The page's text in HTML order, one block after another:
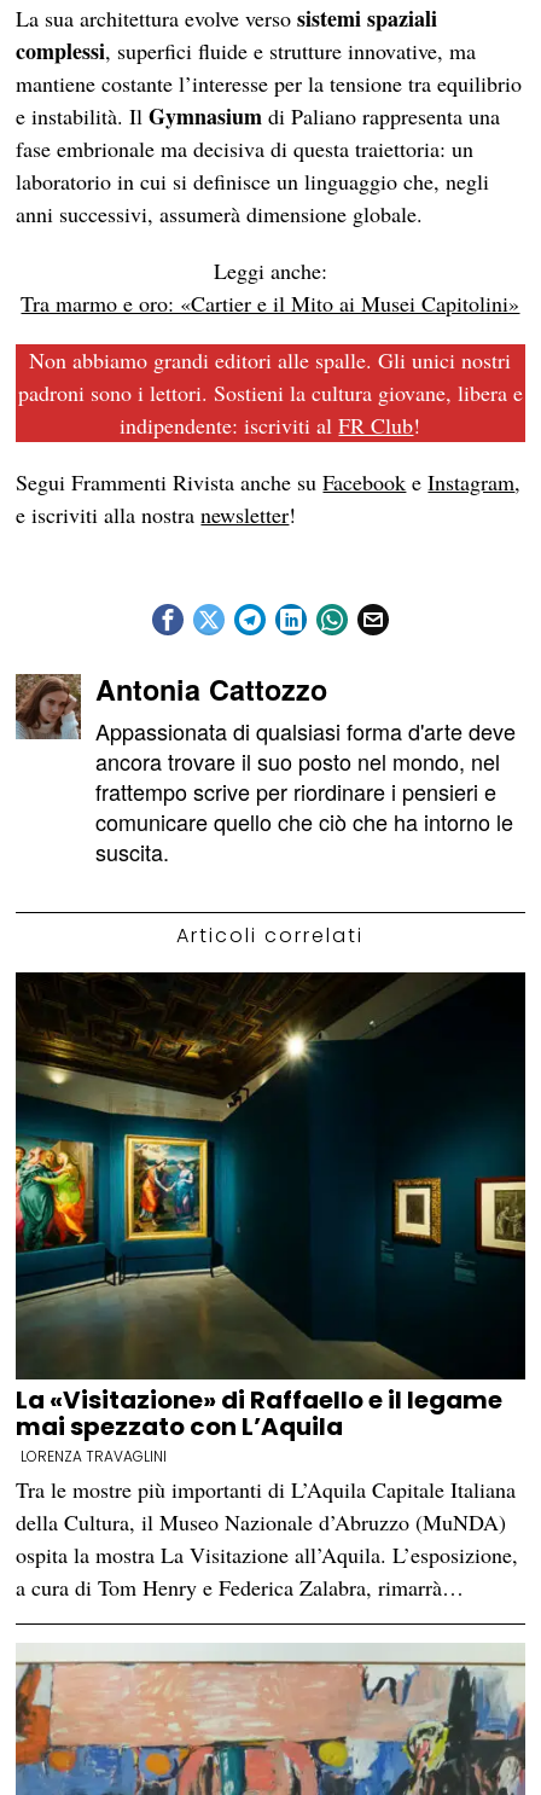
La sua architettura evolve versosistemi spaziali
complessi, superfici fluide e strutture innovative, ma
mantiene costante l’interesse per la tensione tra equilibrio
e instabilità. IlGymnasium di Paliano rappresenta una
fase embrionale ma decisiva di questa traiettoria: un
laboratorio in cui si definisce un linguaggio che, negli
anni successivi, assumerà dimensione globale.
Leggi anche:
Tra marmo e oro: «Cartier e il Mito ai Musei Capitolini»
Non abbiamo grandi editori alle spalle. Gli unici nostri
padroni sono i lettori. Sostieni la cultura giovane, libera e
indipendente: iscriviti alFR Club!
Segui Frammenti Rivista anche suFacebook eInstagram,
e iscriviti alla nostranewsletter!
Antonia Cattozzo
Appassionata di qualsiasi forma d'arte deve
ancora trovare il suo posto nel mondo, nel
frattempo scrive per riordinare i pensieri e
comunicare quello che ciò che ha intorno le
suscita.
Articoli correlati
La «Visitazione» di Raffaello e il legame
mai spezzato con L’Aquila
LORENZA TRAVAGLINI
Tra le mostre più importanti di L’Aquila Capitale Italiana
della Cultura, il Museo Nazionale d’Abruzzo (MuNDA)
ospita la mostra La Visitazione all’Aquila. L’esposizione,
a cura di Tom Henry e Federica Zalabra, rimarrà…